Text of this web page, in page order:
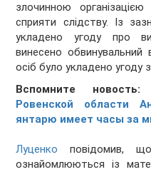
злочинною
сприяти слідству. Із
укладено угоду про
винесено
осіб було укладено угоду
Вспомните новость:
Ровенской области
янтарю имеет часы за
Луценко повідомив,
ознайомлюються із